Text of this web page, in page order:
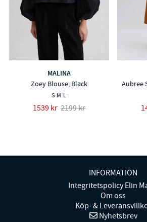
MALINA
Zoey Blouse, Black
S M L
1539 kr 2199 kr
Aubree
INFORMATION
Integritetspolicy Elin
Om oss
Köp- &
Nyhetsbrev